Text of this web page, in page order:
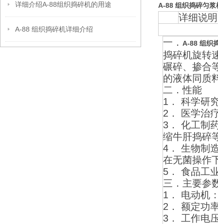
详细介绍A-88组织捣碎机的用途
A-88 组织捣碎机详细介绍
A-88 组织捣碎匀浆
详细说明
一． A-88 组织
捣碎机旋转
碾碎、掺合
的液体同质
二．性能
1． 科学研
2． 医学治
3． 化工制
缩牛肝捣碎
4． 生物制
在无菌操作
5． 食品工
三．主要参
1． 电动机
2． 额定功
3． 工作电